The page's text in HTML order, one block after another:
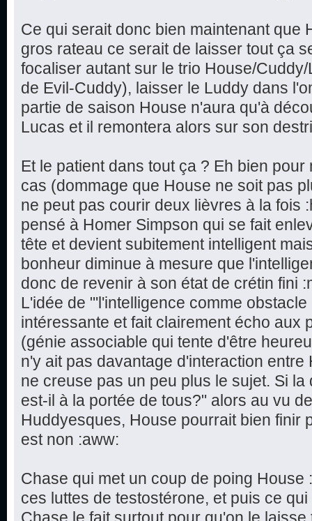
Ce qui serait donc bien maintenant que
gros rateau ce serait de laisser tout ça
focaliser autant sur le trio House/
de Evil-Cuddy), laisser le Luddy dans
partie de saison House n'aura qu'à
Lucas et il remontera alors sur son
Et le patient dans tout ça ? Eh bien
cas (dommage que House ne soit pas
ne peut pas courir deux lièvres à la fois
pensé à Homer Simpson qui se fait
tête et devient subitement intelligent
bonheur diminue à mesure que
donc de revenir à son état de crétin fini
L'idée de "'l'intelligence comme
intéressante et fait clairement écho aux
(génie associable qui tente d'être
n'y ait pas davantage d'interaction
ne creuse pas un peu plus le sujet. Si
est-il à la portée de tous?" alors au vu
Huddyesques, House pourrait bien finir
est non :aww:
Chase qui met un coup de poing
ces luttes de testostérone, et puis ce
Chase le fait surtout pour qu'on le